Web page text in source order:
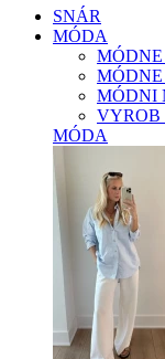
SNÁR
MÓDA
MÓDNI
VYROB
MÓDA